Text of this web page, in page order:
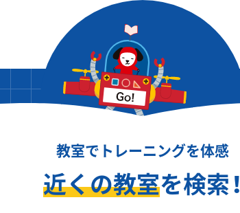
教室でトレーニングを体感
近くの教室を検索！